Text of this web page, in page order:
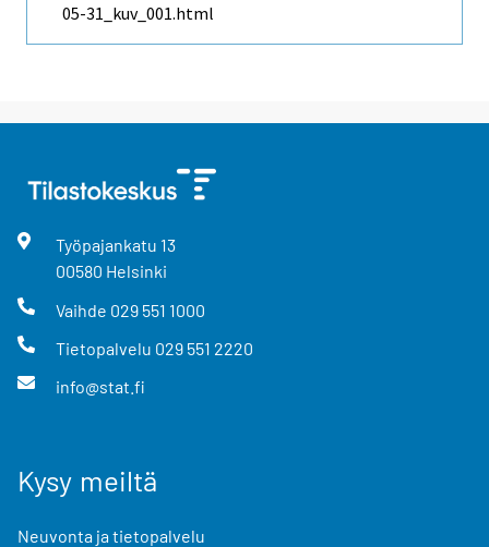
05-31_kuv_001.html
Työpajankatu 13
00580 Helsinki
Vaihde 029 551 1000
Tietopalvelu 029 551 2220
info@stat.fi
Kysy meiltä
Neuvonta ja tietopalvelu